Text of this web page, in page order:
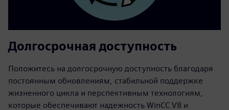
Долгосрочная доступность
Положитесь на долгосрочную доступность благодаря
постоянным обновлениям, стабильной поддержке
жизненного цикла и перспективным технологиям,
которые обеспечивают надежность WinCC V8 и